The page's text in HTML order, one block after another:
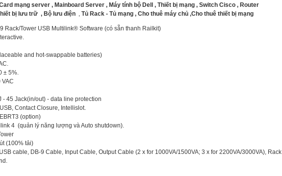
mạng server , Mainboard Server, Máy tính bộ Dell , Thiết bị mạng , Switch Cisco, Router
bị lưu trữ , Bộ lưu điện Tủ Rack - Tủ mạng, Cho thuê máy chủ,Cho thuê thiết bị mạng
Rack/Tower USB Multilink® Software (có sẵn thanh Railkit)
and hot-swappable batteries)
± 5%.
- 45 Jack(in/out) - data line protection
Contact Closure, Intellislot.
(option)
4 (quản lý năng lượng và Auto shutdown).
(100% tải)
cable, DB-9 Cable, Input Cable, Output Cable (2 x for 1000VA/1500VA; 3 x for 2200VA/3000VA), Rack